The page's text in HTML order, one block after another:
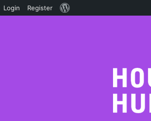
Login Register